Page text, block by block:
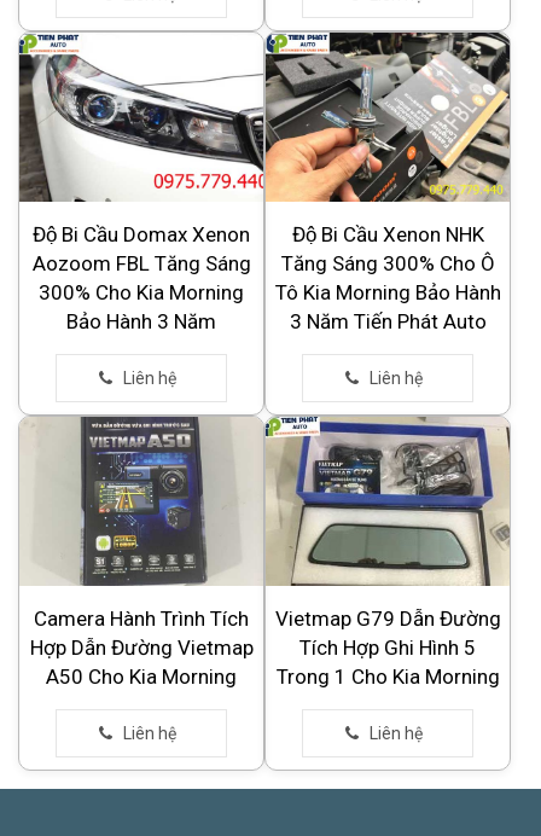
Độ Bi Cầu Domax Xenon
Aozoom FBL Tăng Sáng
300% Cho Kia Morning
Bảo Hành 3 Năm
Độ Bi Cầu Xenon NHK
Tăng Sáng 300% Cho Ô
Tô Kia Morning Bảo Hành
3 Năm Tiến Phát Auto
Camera Hành Trình Tích
Hợp Dẫn Đường Vietmap
A50 Cho Kia Morning
Vietmap G79 Dẫn Đường
Tích Hợp Ghi Hình 5
Trong 1 Cho Kia Morning